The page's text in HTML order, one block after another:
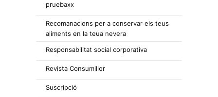
pruebaxx
Recomanacions per a conservar els teus
aliments en la teua nevera
Responsabilitat social corporativa
Revista Consumillor
Suscripció